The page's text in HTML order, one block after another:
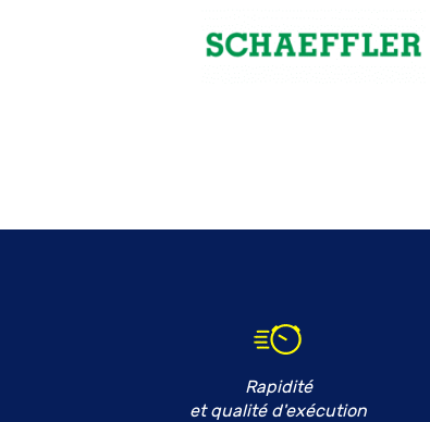
Rapidité
et qualité d'exécution